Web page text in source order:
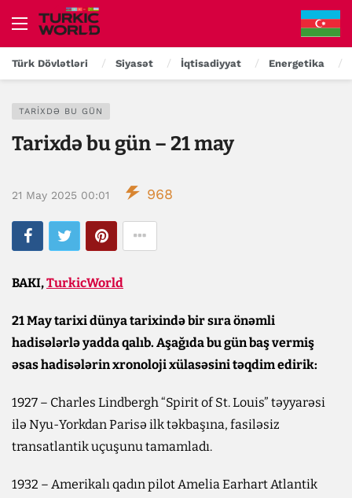
Türk Dövlətləri Siyasət İqtisadiyyat Energetika
TARIXDƏ BU GÜN
Tarixdə bu gün – 21 may
21 May 2025 00:01 968
BAKI,TurkicWorld
21 May tarixi dünya tarixində bir sıra önəmli
hadisələrlə yadda qalıb. Aşağıda bu gün baş vermiş
əsas hadisələrin xronoloji xülasəsini təqdim edirik:
1927 – Charles Lindbergh “Spirit of St. Louis” təyyarəsi
ilə Nyu-Yorkdan Parisə ilk təkbaşına, fasiləsiz
transatlantik uçuşunu tamamladı.
1932 – Amerikalı qadın pilot Amelia Earhart Atlantik